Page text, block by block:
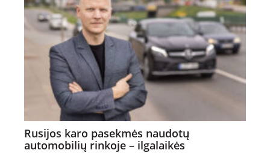
Rusijos karo pasekmės naudotų
automobilių rinkoje – ilgalaikės